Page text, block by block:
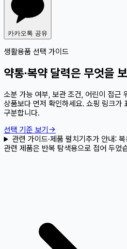
카카오톡 공유
생활용품 선택 가이드
약통·복약 달력은 무엇을
소분 가능 여부, 보관 조건, 어린이 접근
상품보다 먼저 확인하세요. 쇼핑 링크가
구분합니다.
선택 기준 보기 →
관련 가이드·제품 펼치기추가 안내:
관련 제품은 반복 탐색용으로 접어 두었